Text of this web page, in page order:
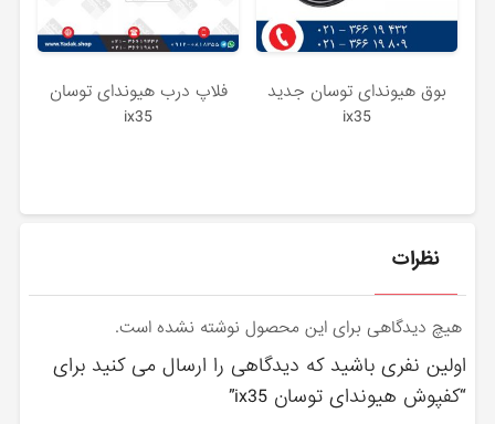
بوق هیوندای توسان جدید
ix35
فلاپ درب هیوندای توسان
ix35
نظرات
هیچ دیدگاهی برای این محصول نوشته نشده است.
اولین نفری باشید که دیدگاهی را ارسال می کنید برای
“کفپوش هیوندای توسان ix35”